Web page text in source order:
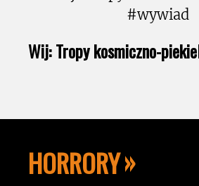
Wij: Tropy kosmiczno-
HORRORY